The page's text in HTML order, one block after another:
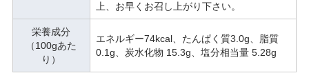
上、お早くお召し上がり下さい。
栄養成分
（100gあた
り）
エネルギー74kcal、たんぱく質3.0g、脂質
0.1g、炭水化物 15.3g、塩分相当量 5.28g